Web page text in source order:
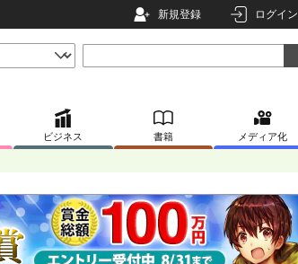
新規登録 ログイン
ビジネス 書籍 メディア化